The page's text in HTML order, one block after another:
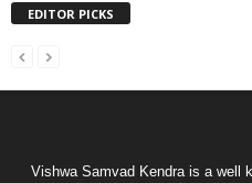
EDITOR PICKS
Vishwa Samvad Kendra is a well